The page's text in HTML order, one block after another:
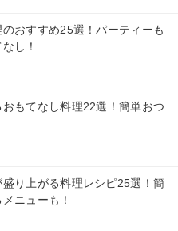
おすすめ25選！パーティーも
し！
もてなし料理22選！簡単おつ
り上がる料理レシピ25選！簡
ニューも！